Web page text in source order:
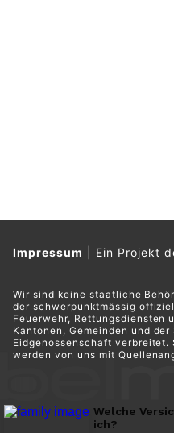
Impressum Ein Projekt
Wir sind keine staatliche
der schwerpunktmässig
Feuerwehr, Rettungsdiensten
Kantonen, Gemeinden und
Eidgenossenschaft
werden von uns mit